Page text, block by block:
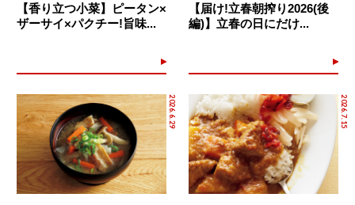
【香り立つ小菜】ピータン×
ザーサイ×パクチー!旨味...
【届け!立春朝搾り2026(後
編)】立春の日にだけ...
2026.6.29 2026.7.15